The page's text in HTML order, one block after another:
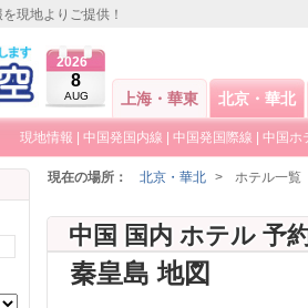
現地よりご提供！
2026
8
AUG 上海・華東 北京・華北
現地情報 中国発国内線 中国発国際線 中国ホ
現在の場所： 北京・華北 > ホテル一覧
中国 国内 ホテル 予
秦皇島 地図